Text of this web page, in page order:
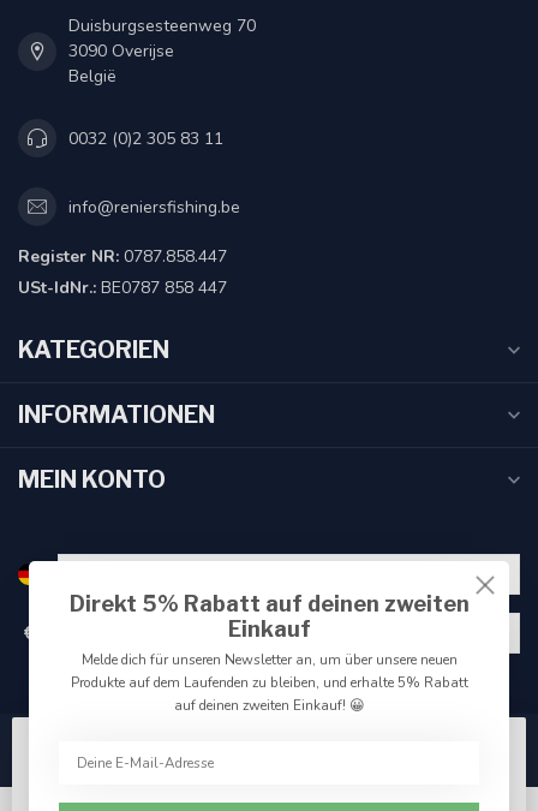
Duisburgsesteenweg 70
3090 Overijse
België
0032 (0)2 305 83 11
info@reniersfishing.be
Register NR: 0787.858.447
USt-IdNr.: BE0787 858 447
KATEGORIEN
INFORMATIONEN
MEIN KONTO
€
Direkt 5% Rabatt auf deinen zweiten
Einkauf
Melde dich für unseren Newsletter an, um über unsere neuen
Produkte auf dem Laufenden zu bleiben, und erhalte 5% Rabatt
auf deinen zweiten Einkauf! 😀